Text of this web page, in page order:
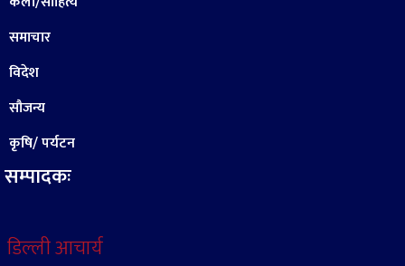
समाचार
विदेश
सौजन्य
कृषि/ पर्यटन
सम्पादकः
डिल्ली आचार्य